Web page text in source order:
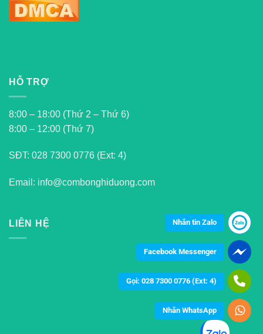
HỖ TRỢ
8:00 – 18:00 (Thứ 2 – Thứ 6)
8:00 – 12:00 (Thứ 7)
SĐT: 028 7300 0776 (Ext: 4)
Email: info@combonghiduong.com
LIÊN HỆ Nhắn tin Zalo
Facebook Messenger
Gọi: 028 7300 0776 (Ext: 4)
Nhắn WhatsApp